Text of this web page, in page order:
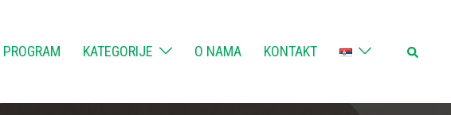
KATEGORIJE O NAMA KONTAKT Search